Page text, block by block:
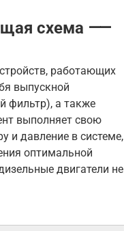
схема ⸺
работающих
выпускной
фильтр), а также
выполняет свою
и давление в системе,
оптимальной
двигатели не